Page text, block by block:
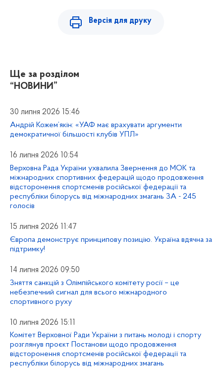
Версія для друку
Ще за розділом
“НОВИНИ”
30 липня 2026 15:46
Андрій Кожем’якін: «УАФ має врахувати аргументи
демократичної більшості клубів УПЛ»
16 липня 2026 10:54
Верховна Рада України ухвалила Звернення до МОК та
міжнародних спортивних федерацій щодо продовження
відсторонення спортсменів російської федерації та
республіки білорусь від міжнародних змагань ЗА - 245
голосів
15 липня 2026 11:47
Європа демонструє принципову позицію. Україна вдячна за
підтримку!
14 липня 2026 09:50
Зняття санкцій з Олімпійського комітету росії – це
небезпечний сигнал для всього міжнародного
спортивного руху
10 липня 2026 15:11
Комітет Верховної Ради України з питань молоді і спорту
розглянув проєкт Постанови щодо продовження
відсторонення спортсменів російської федерації та
республіки білорусь від міжнародних змагань